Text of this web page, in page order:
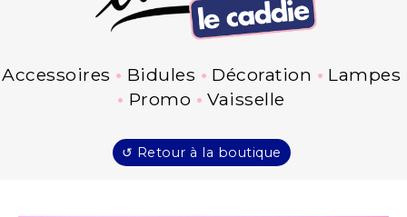
Accessoires Bidules Décoration
Lampes
Promo
Vaisselle
↺ Retour à la boutique